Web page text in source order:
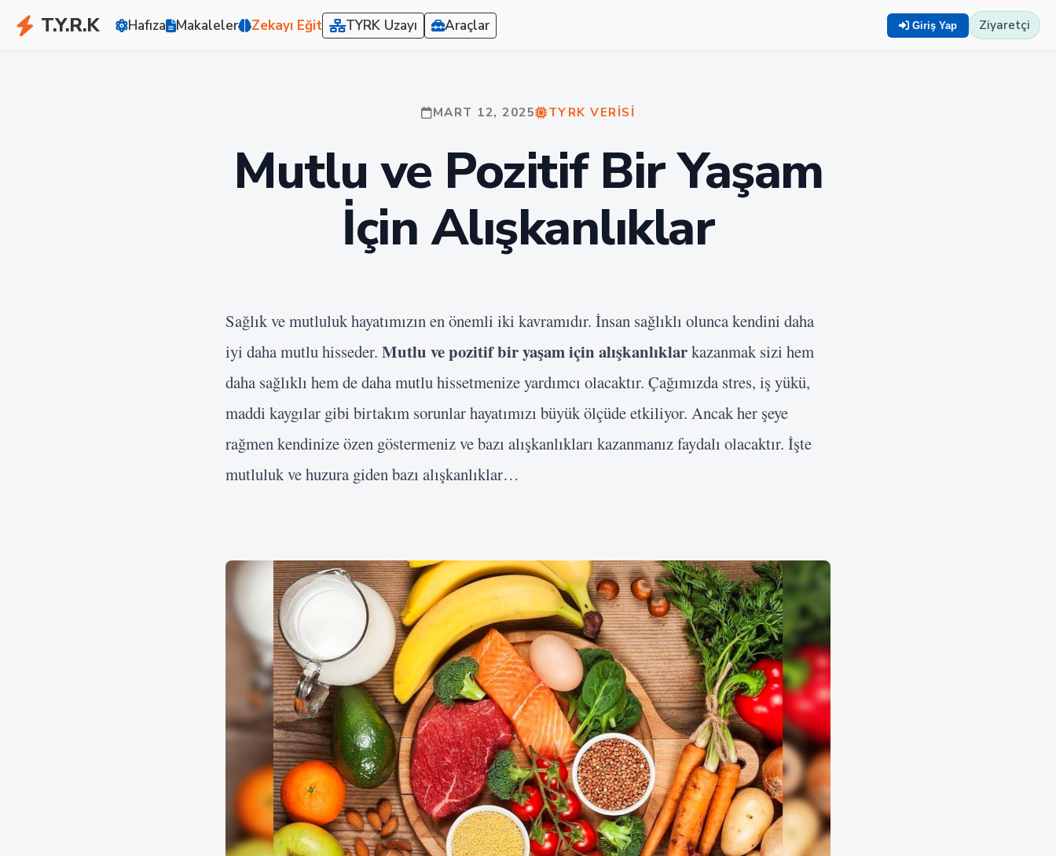
T.Y.R.K Hafıza Makaleler Zekayı Eğit TYRK Uzayı Araçlar Giriş Yap Ziyaretçi
MART 12, 2025 TYRK VERISI
Mutlu ve Pozitif Bir Yaşam
İçin Alışkanlıklar
Sağlık ve mutluluk hayatımızın en önemli iki kavramıdır. İnsan sağlıklı olunca kendini daha
iyi daha mutlu hisseder. Mutlu ve pozitif bir yaşam için alışkanlıklarkazanmak sizi hem
daha sağlıklı hem de daha mutlu hissetmenize yardımcı olacaktır. Çağımızda stres, iş yükü,
maddi kaygılar gibi birtakım sorunlar hayatımızı büyük ölçüde etkiliyor. Ancak her şeye
rağmen kendinize özen göstermeniz ve bazı alışkanlıkları kazanmanız faydalı olacaktır. İşte
mutluluk ve huzura giden bazı alışkanlıklar…